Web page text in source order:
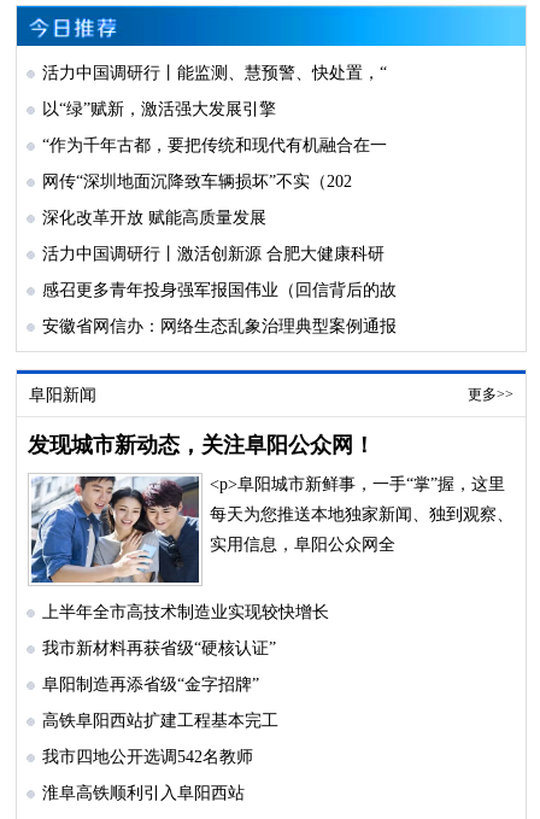
活力中国调研行丨能监测、慧预警、快处置，“
以“绿”赋新，激活强大发展引擎
“作为千年古都，要把传统和现代有机融合在一
网传“深圳地面沉降致车辆损坏”不实（202
深化改革开放 赋能高质量发展
活力中国调研行丨激活创新源 合肥大健康科研
感召更多青年投身强军报国伟业（回信背后的故
安徽省网信办：网络生态乱象治理典型案例通报
更多>>
阜阳新闻
发现城市新动态，关注阜阳公众网！
<p>阜阳城市新鲜事，一手“掌”握，这里
每天为您推送本地独家新闻、独到观察、
实用信息，阜阳公众网全
上半年全市高技术制造业实现较快增长
我市新材料再获省级“硬核认证”
阜阳制造再添省级“金字招牌”
高铁阜阳西站扩建工程基本完工
我市四地公开选调542名教师
淮阜高铁顺利引入阜阳西站